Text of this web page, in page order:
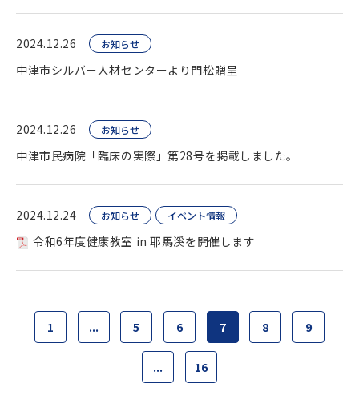
2024.12.26 お知らせ
中津市シルバー人材センターより門松贈呈
2024.12.26 お知らせ
中津市民病院「臨床の実際」第28号を掲載しました。
2024.12.24 お知らせ イベント情報
令和6年度健康教室 in 耶馬溪を開催します
1 ... 5 6 7 8 9
... 16